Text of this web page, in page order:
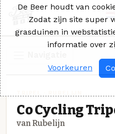
Co Cycling
van Rubelijn
De Beer houdt van
Zodat zijn site super
grasduinen in
informatie over
Voorkeuren